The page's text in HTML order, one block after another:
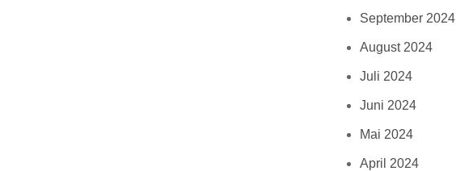
September 2024
August 2024
Juli 2024
Juni 2024
Mai 2024
April 2024